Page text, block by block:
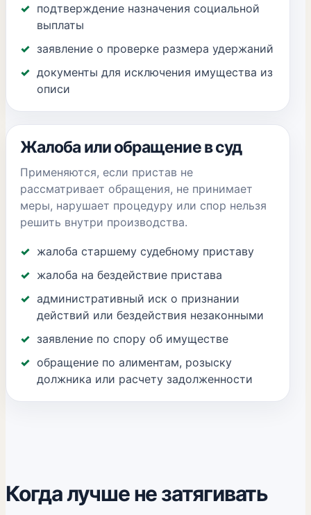
подтверждение назначения социальной
выплаты
заявление о проверке размера удержаний
документы для исключения имущества из
описи
Жалоба или обращение в суд
Применяются, если пристав не
рассматривает обращения, не принимает
меры, нарушает процедуру или спор нельзя
решить внутри производства.
жалоба старшему судебному приставу
жалоба на бездействие пристава
административный иск о признании
действий или бездействия незаконными
заявление по спору об имуществе
обращение по алиментам, розыску
должника или расчету задолженности
Когда лучше не затягивать